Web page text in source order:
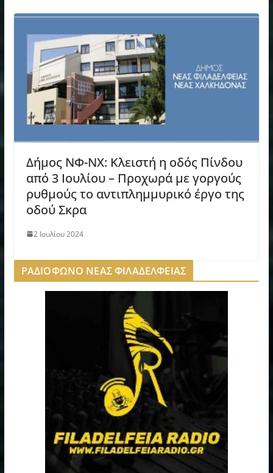
Δήμος ΝΦ-ΝΧ: Κλειστή η οδός Πίνδου
από 3 Ιουλίου – Προχωρά με γοργούς
ρυθμούς το αντιπλημμυρικό έργο της
οδού Σκρα
2 Ιουλίου 2024
ΡΑΔΙΟΦΩΝΟ ΝΕΑΣ ΦΙΛΑΔΕΛΦΕΙΑΣ